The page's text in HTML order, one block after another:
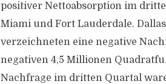
positiver Nettoabsorption im
Miami und Fort Lauderdale.
verzeichneten eine negative
negativen 4,5 Millionen
Nachfrage im dritten Quartal